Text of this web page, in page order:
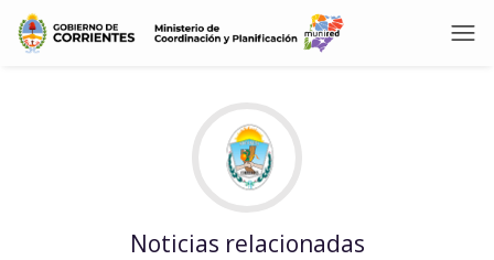
Noticias relacionadas